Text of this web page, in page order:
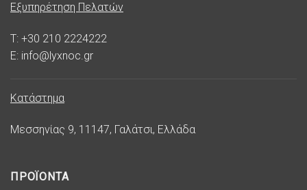
Εξυπηρέτηση Πελατών
T: +30 210 2224222
E: info@lyxnoc.gr
Κατάστημα
Μεσσηνίας 9, 11147, Γαλάτσι, Ελλάδα
ΠΡΟΪΟΝΤΑ